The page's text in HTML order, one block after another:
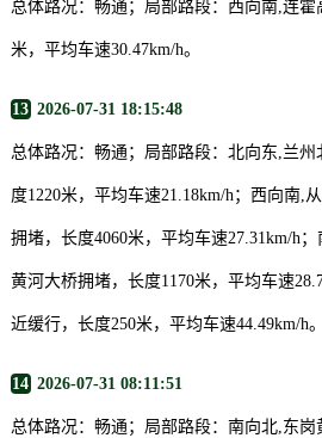
总体路况：畅通；局部路段：西向南,连霍
米，平均车速30.47km/h。
13 2026-07-31 18:15:48
总体路况：畅通；局部路段：北向东,兰
度1220米，平均车速21.18km/h；西向南,
拥堵，长度4060米，平均车速27.31km/h
黄河大桥拥堵，长度1170米，平均车速
近缓行，长度250米，平均车速44.49km/h。
14 2026-07-31 08:11:51
总体路况：畅通；局部路段：南向北,东